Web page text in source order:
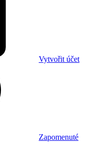
Vytvořit účet
Zapomenuté